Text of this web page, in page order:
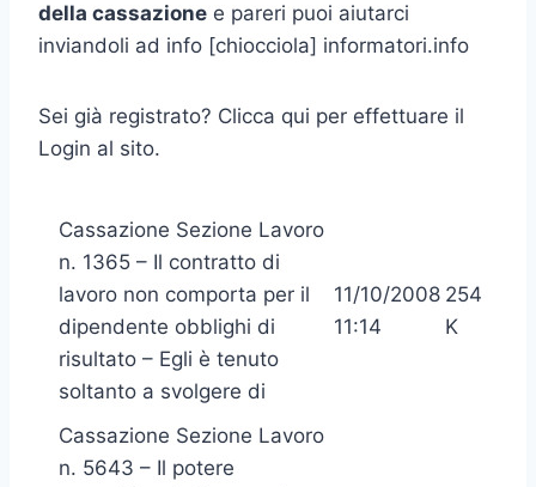
della cassazione e pareri puoi aiutarci
inviandoli ad info [chiocciola] informatori.info
Sei già registrato? Clicca qui per effettuare il
Login al sito.
Cassazione Sezione Lavoro
n. 1365 – Il contratto di
lavoro non comporta per il
dipendente obblighi di
risultato – Egli è tenuto
soltanto a svolgere di
11/10/2008
11:14
254
K
Cassazione Sezione Lavoro
n. 5643 – Il potere